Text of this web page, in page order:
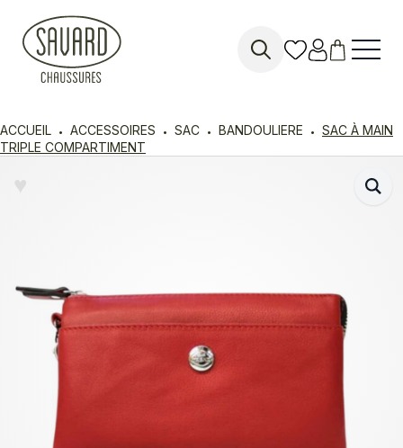
ACCUEIL ACCESSOIRES SAC BANDOULIERE
SAC À MAIN
TRIPLE COMPARTIMENT